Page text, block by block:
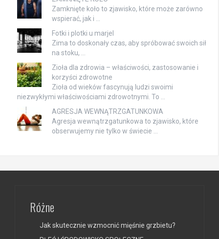
Zamknięte koło to zjawisko, które może zarówno
wspierać, jak i …
Fotki i plotki u marjel
Zima to doskonały czas, aby spróbować swoich sił
na stoku, …
Zioła dla zdrowia – właściwości, zastosowanie i
korzyści zdrowotne
Zioła od wieków fascynują ludzi swoimi
niezwykłymi właściwościami zdrowotnymi. To …
AGRESJA WEWNĄTRZGATUNKOWA
Agresja wewnątrzgatunkowa to zjawisko, które
obserwujemy nie tylko w świecie …
Różne
Jak skutecznie wzmocnić mięśnie grzbietu?